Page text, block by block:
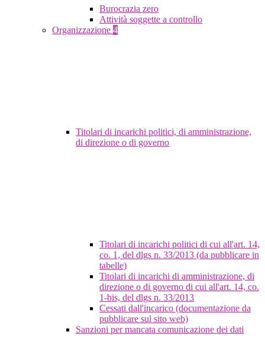
Burocrazia zero
Attività soggette a controllo
Organizzazione 4
Titolari di incarichi politici, di amministrazione,
di direzione o di governo
Titolari di incarichi politici di cui all'art. 14,
co. 1, del dlgs n. 33/2013 (da pubblicare in
tabelle)
Titolari di incarichi di amministrazione, di
direzione o di governo di cui all'art. 14, co.
1-bis, del dlgs n. 33/2013
Cessati dall'incarico (documentazione da
pubblicare sul sito web)
Sanzioni per mancata comunicazione dei dati